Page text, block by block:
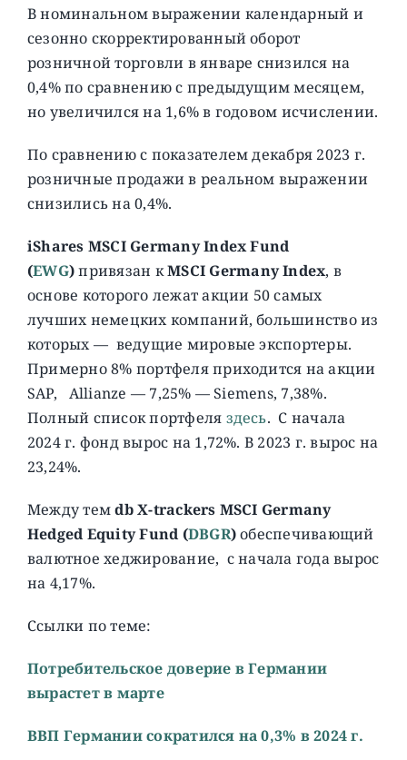
В номинальном выражении календарный и
сезонно скорректированный оборот
розничной торговли в январе снизился на
0,4% по сравнению с предыдущим месяцем,
но увеличился на 1,6% в годовом исчислении.
По сравнению с показателем декабря 2023 г.
розничные продажи в реальном выражении
снизились на 0,4%.
iShares MSCI Germany Index Fund
(EWG)привязан кMSCI Germany Index, в
основе которого лежат акции 50 самых
лучших немецких компаний, большинство из
которых — ведущие мировые экспортеры.
Примерно 8% портфеля приходится на акции
SAP, Allianze — 7,25% — Siemens, 7,38%.
Полный список портфеля здесь. C начала
2024 г. фонд вырос на 1,72%. В 2023 г. вырос на
23,24%.
Между темdb X-trackers MSCI Germany
Hedged Equity Fund (DBGR)обеспечивающий
валютное хеджирование, с начала года вырос
на 4,17%.
Ссылки по теме:
Потребительское доверие в Германии
вырастет в марте
ВВП Германии сократился на 0,3% в 2024 г.